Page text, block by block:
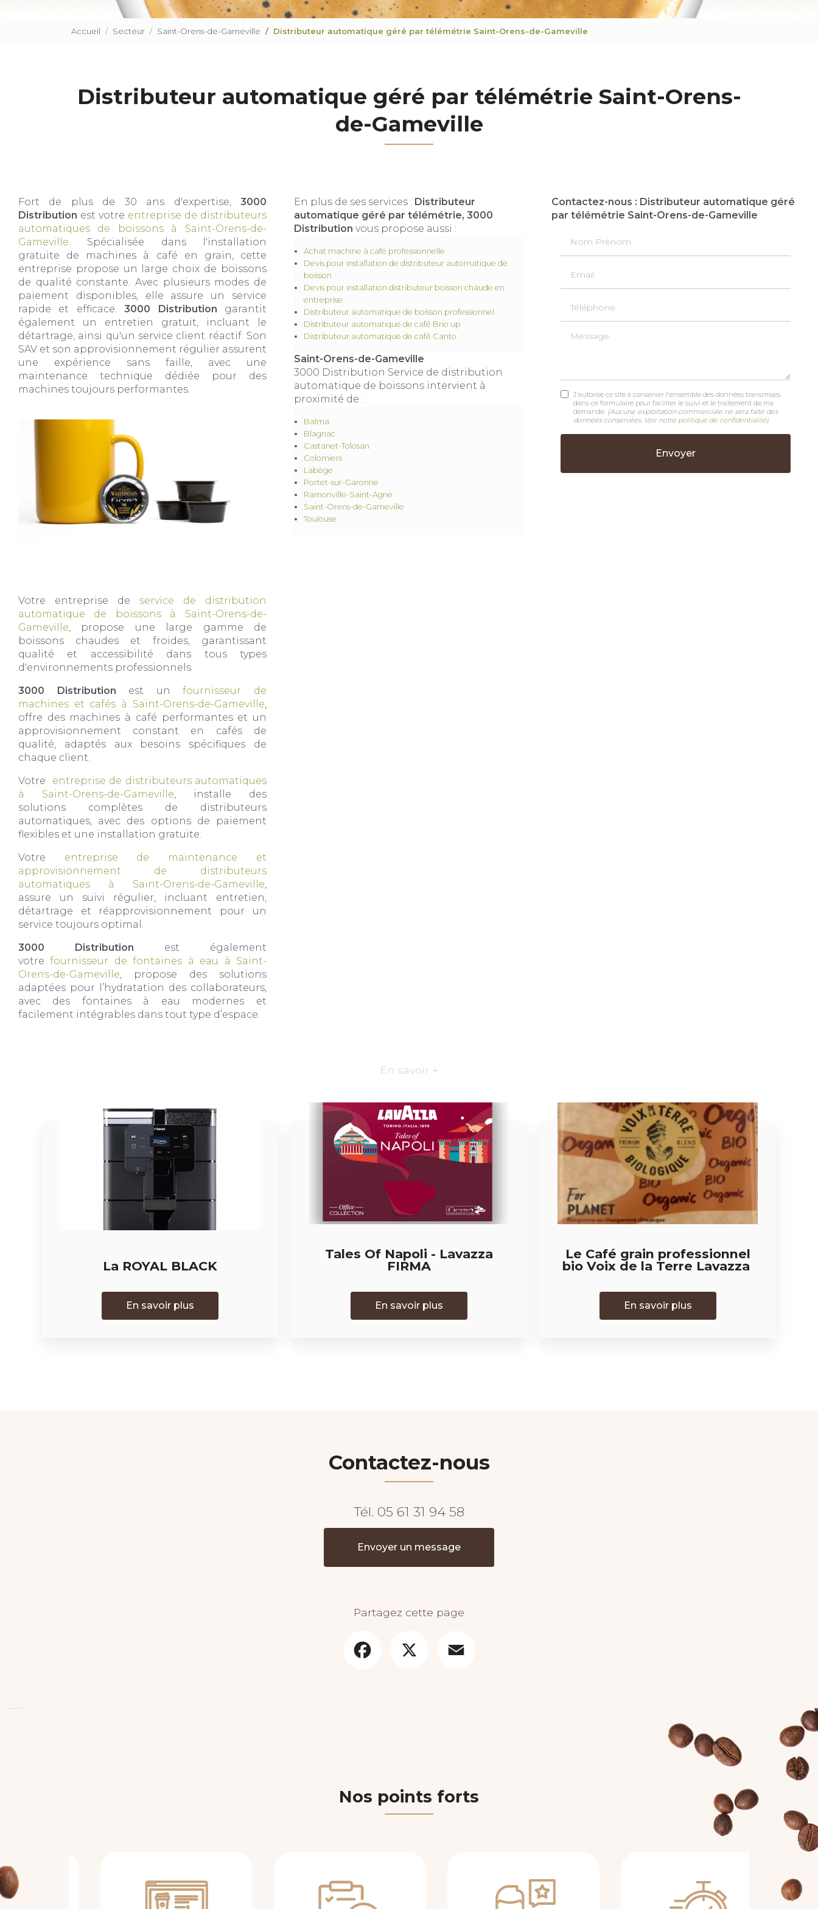
Accueil Secteur Saint-Orens-de-Gameville Distributeur automatique géré par télémétrie Saint-Orens-de-Gameville
Distributeur automatique géré par télémétrie Saint-Orens-
de-Gameville
Fort de plus de 30 ans d'expertise, 3000
Distribution est votre entreprise de distributeurs
automatiques de boissons à Saint-Orens-de-
Gameville. Spécialisée dans l'installation
gratuite de machines à café en grain, cette
entreprise propose un large choix de boissons
de qualité constante. Avec plusieurs modes de
paiement disponibles, elle assure un service
rapide et efficace.3000 Distribution garantit
également un entretien gratuit, incluant le
détartrage, ainsi qu'un service client réactif. Son
SAV et son approvisionnement régulier assurent
une expérience sans faille, avec une
maintenance technique dédiée pour des
machines toujours performantes.
Votre entreprise de service de distribution
automatique de boissons à Saint-Orens-de-
Gameville , propose une large gamme de
boissons chaudes et froides, garantissant
qualité et accessibilité dans tous types
d'environnements professionnels.
3000 Distribution est un
fournisseur de
machines et cafés à Saint-Orens-de-Gameville
offre des machines à café performantes et un
approvisionnement constant en cafés de
qualité, adaptés aux besoins spécifiques de
chaque client.
Votre entreprise de distributeurs automatiques
à Saint-Orens-de-Gameville , installe des
solutions complètes de distributeurs
automatiques, avec des options de paiement
flexibles et une installation gratuite.
Votre entreprise de maintenance et
approvisionnement de distributeurs
automatiques à Saint-Orens-de-Gameville
assure un suivi régulier, incluant entretien,
détartrage et réapprovisionnement pour un
service toujours optimal.
3000 Distribution est également
votrefournisseur de fontaines à eau à Saint-
Orens-de-Gameville , propose des solutions
adaptées pour l’hydratation des collaborateurs,
avec des fontaines à eau modernes et
facilement intégrables dans tout type d’espace.
En plus de ses services : Distributeur
automatique géré par télémétrie, 3000
Distribution vous propose aussi :
Achat machine à café professionnelle
Devis pour installation de distributeur automatique de
boisson
Devis pour installation distributeur boisson chaude en
entreprise
Distributeur automatique de boisson professionnel
Distributeur automatique de café Brio up
Distributeur automatique de café Canto
Saint-Orens-de-Gameville
3000 Distribution Service de distribution
automatique de boissons intervient à
proximité de :
Balma
Blagnac
Castanet-Tolosan
Colomiers
Labège
Portet-sur-Garonne
Ramonville-Saint-Agne
Saint-Orens-de-Gameville
Toulouse
Contactez-nous : Distributeur automatique géré
par télémétrie Saint-Orens-de-Gameville
Message
J'autorise ce site à conserver l'ensemble des données transmises
dans ce formulaire pour faciliter le suivi et le traitement de ma
demande. (Aucune exploitation commerciale ne sera faite des
données conservées. Voir notre politique de confidentialité)
En savoir +
La ROYAL BLACK
En savoir plus
Tales Of Napoli - Lavazza
FIRMA
En savoir plus
Le Café grain professionnel
bio Voix de la Terre Lavazza
En savoir plus
Contactez-nous
Tél. 05 61 31 94 58
Envoyer un message
Partagez cette page
Nos points forts